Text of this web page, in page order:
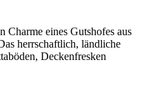
Charme eines Gutshofes aus
herrschaftlich, ländliche
Deckenfresken